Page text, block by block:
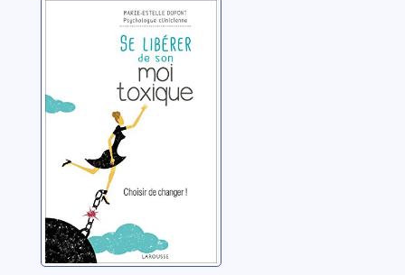
Se libérer de son
moi toxique:
arrêtez d'avoir
peur et allez de
l'avant !
Dupont, Marie-Estelle